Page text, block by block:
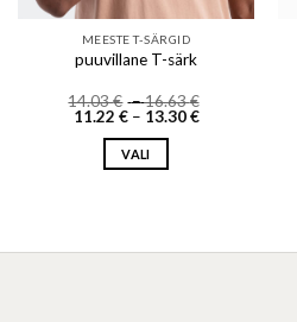
MEESTE T-SÄRGID
puuvillane T-särk
14.03€ –16.63€
11.22 € – 13.30€Price
VALI
multiple